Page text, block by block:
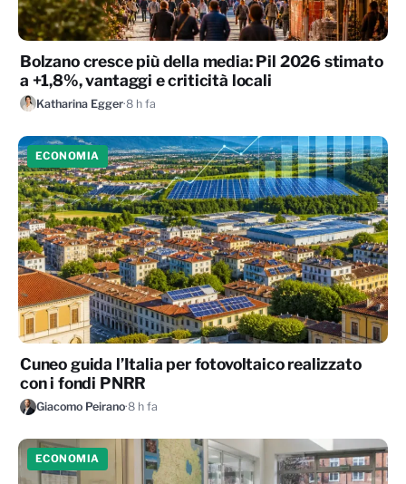
Bolzano cresce più della media: Pil 2026 stimato
a +1,8%, vantaggi e criticità locali
Katharina Egger·8 h fa
ECONOMIA
Cuneo guida l’Italia per fotovoltaico realizzato
con i fondi PNRR
Giacomo Peirano·8 h fa
ECONOMIA